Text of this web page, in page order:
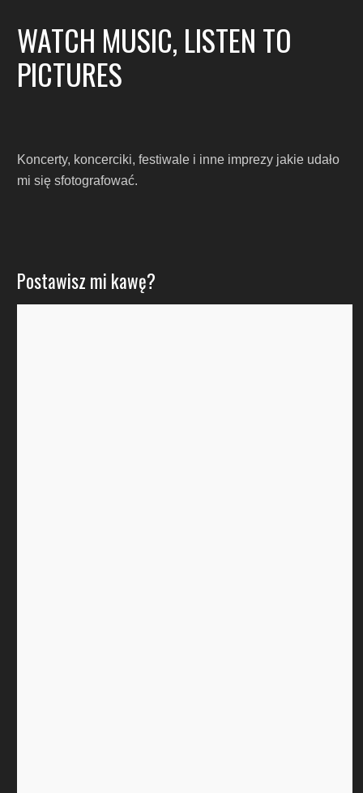
WATCH MUSIC, LISTEN TO
PICTURES
Koncerty, koncerciki, festiwale i inne imprezy jakie udało
mi się sfotografować.
Postawisz mi kawę?